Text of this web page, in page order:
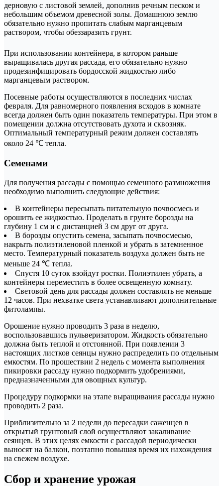
дерновую с листовой землей, дополнив речным песком и
небольшим объемом древесной золы. Домашнюю землю
обязательно нужно пропитать слабым марганцевым
раствором, чтобы обеззаразить грунт.
При использовании контейнера, в котором раньше
выращивалась другая рассада, его обязательно нужно
продезинфицировать бордосской жидкостью либо
марганцевым раствором.
Посевные работы осуществляются в последних числах
февраля. Для равномерного появления всходов в комнате
всегда должен быть один показатель температуры. При этом в
помещении должна отсутствовать духота и сквозняк.
Оптимальный температурный режим должен составлять
около 24 ℃ тепла.
Семенами
Для получения рассады с помощью семенного размножения
необходимо выполнить следующие действия:
В контейнеры пересыпать питательную почвосмесь и
орошить ее жидкостью. Проделать в грунте борозды на
глубину 1 см и с дистанцией 3 см друг от друга.
В борозды опустить семена, засыпать почвосмесью,
накрыть полиэтиленовой пленкой и убрать в затемненное
место. Температурный показатель воздуха должен быть не
меньше 24 ℃ тепла.
Спустя 10 суток взойдут ростки. Полиэтилен убрать, а
контейнеры переместить в более освещенную комнату.
Световой день для рассады должен составлять не меньше
12 часов. При нехватке света устанавливают дополнительные
фитолампы.
Орошение нужно проводить 3 раза в неделю,
воспользовавшись пульверизатором. Жидкость обязательно
должна быть теплой и отстоянной. При появлении 3
настоящих листков сеянцы нужно распределить по отдельным
емкостям. По прошествии 2 недель с момента выполнения
пикировки рассаду нужно подкормить удобрениями,
предназначенными для овощных культур.
Процедуру подкормки на этапе выращивания рассады нужно
проводить 2 раза.
Приблизительно за 2 недели до пересадки саженцев в
открытый грунтовый слой осуществляют закаливание
сеянцев. В этих целях емкости с рассадой периодически
выносят на балкон, поэтапно повышая время их нахождения
на свежем воздухе.
Сбор и хранение урожая